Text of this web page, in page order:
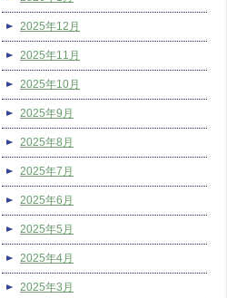
2025年12月
2025年11月
2025年10月
2025年9月
2025年8月
2025年7月
2025年6月
2025年5月
2025年4月
2025年3月